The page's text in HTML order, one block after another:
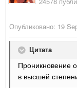
Опубликовано: 19
Цитата
Проникновение
в высшей